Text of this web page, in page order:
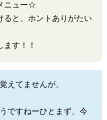
ニュー☆
ると、ホントありがたい
す！！
えてませんが、
ですねーひとまず、今